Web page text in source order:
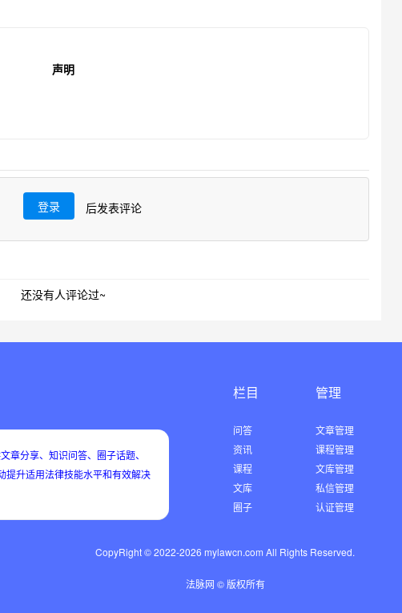
声明
登录 后发表评论
还没有人评论过~
分享、知识问答、圈子话题、
提升适用法律技能水平和有效解决
栏目
问答
资讯
课程
文库
圈子
管理
文章管理
课程管理
文库管理
私信管理
认证管理
CopyRight © 2022-2026 mylawcn.com All Rights Reserved.
法脉网 © 版权所有